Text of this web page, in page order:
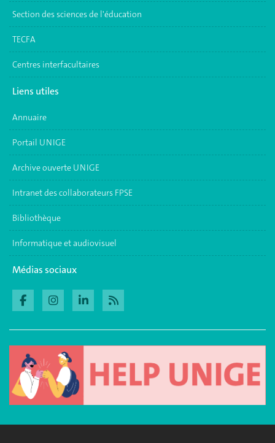
Section des sciences de l'éducation
TECFA
Centres interfacultaires
Liens utiles
Annuaire
Portail UNIGE
Archive ouverte UNIGE
Intranet des collaborateurs FPSE
Bibliothèque
Informatique et audiovisuel
Médias sociaux